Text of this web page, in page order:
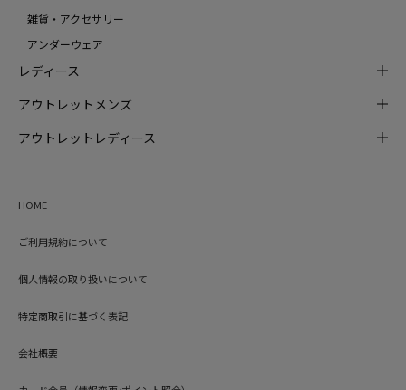
雑貨・アクセサリー
アンダーウェア
レディース
アウトレットメンズ
アウトレットレディース
HOME
ご利用規約について
個人情報の取り扱いについて
特定商取引に基づく表記
会社概要